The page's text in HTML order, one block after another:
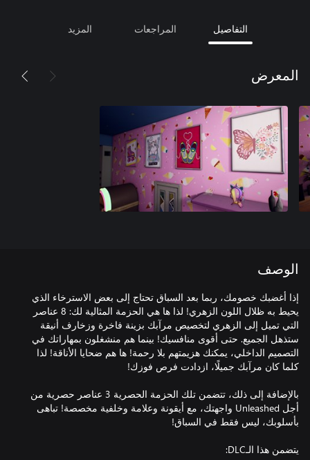
التفاصيل المراجعات المزيد
المعرض
الوصف
إذا أغضبك خصومك، ربما بعد السباق تحتاج إلى بعض الاسترخاء الذي
يحيط به ظلال اللون الزهري! لذا ها هي الحزمة المثالية لك: 8 عناصر
التي تميل إلى الزهري لتخصيص مرآبك بزينة فاخرة وزخارف أنيقة
ستذهل الجميع. حتى أقوى منافسيك! بينما هم منشغلون بمهاراتك في
التصميم الداخلي، يمكنك هزيمتهم بلا رحمة! ها هم ضحايا الأناقة! لذا
بالإضافة إلى ذلك، تتضمن تلك الحزمة الحصرية 3 عناصر حصرية من
أجل Unleashed واجهتك، مع أيقونة وعلامة وخلفية مخصصة! تباهى